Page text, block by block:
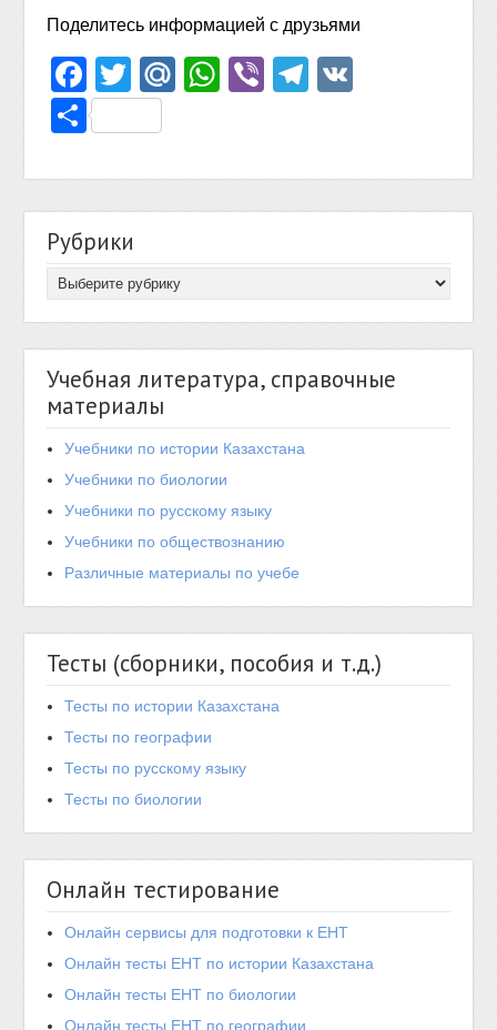
Поделитесь информацией с друзьями
Facebook
TwitterMail.Ru
WhatsApp
ViberTelegram
Отправить
Рубрики
Учебная литература, справочные
материалы
Учебники по истории Казахстана
Учебники по биологии
Учебники по русскому языку
Учебники по обществознанию
Различные материалы по учебе
Тесты (сборники, пособия и т.д.)
Тесты по истории Казахстана
Тесты по географии
Тесты по русскому языку
Тесты по биологии
Онлайн тестирование
Онлайн сервисы для подготовки к ЕНТ
Онлайн тесты ЕНТ по истории Казахстана
Онлайн тесты ЕНТ по биологии
Онлайн тесты ЕНТ по географии